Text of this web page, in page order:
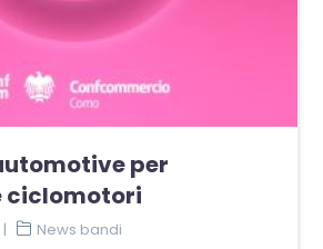
per
ciclomotori
News bandi